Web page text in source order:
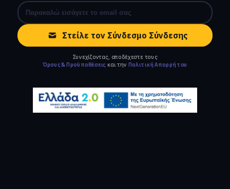
Στείλε τον Σύνδεσμο Σύνδεσης
Συνεχίζοντας, αποδέχεστε τους
Όρους & Προϋποθέσεις και την Πολιτική Απορρήτου